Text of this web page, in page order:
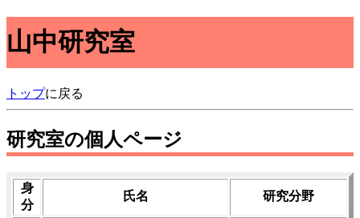
山中研究室
トップに戻る
研究室の個人ページ
身
分
氏名 研究分野